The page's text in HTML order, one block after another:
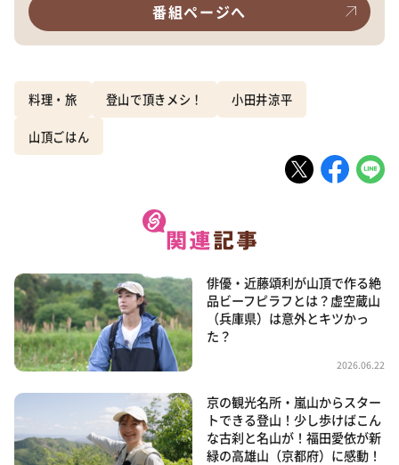
番組ページへ
料理・旅 登山で頂きメシ！ 小田井涼平
山頂ごはん
俳優・近藤頌利が山頂で作る絶
品ビーフピラフとは？虚空蔵山
（兵庫県）は意外とキツかっ
た？
2026.06.22
京の観光名所・嵐山からスター
トできる登山！少し歩けばこん
な古刹と名山が！福田愛依が新
緑の高雄山（京都府）に感動！